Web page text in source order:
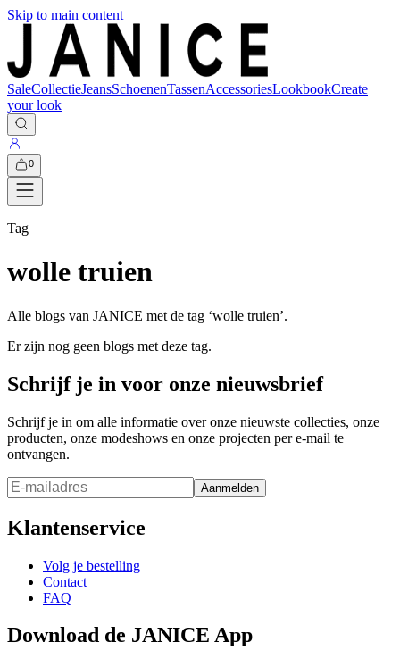
Skip to main content
SaleCollectieJeansSchoenenTassenAccessoriesLookbookCreate
your look
0
Tag
wolle truien
Alle blogs van JANICE met de tag ‘wolle truien’.
Er zijn nog geen blogs met deze tag.
Schrijf je in voor onze nieuwsbrief
Schrijf je in om alle informatie over onze nieuwste collecties, onze
producten, onze modeshows en onze projecten per e-mail te
ontvangen.
Aanmelden
Klantenservice
Volg je bestelling
Contact
FAQ
Download de JANICE App